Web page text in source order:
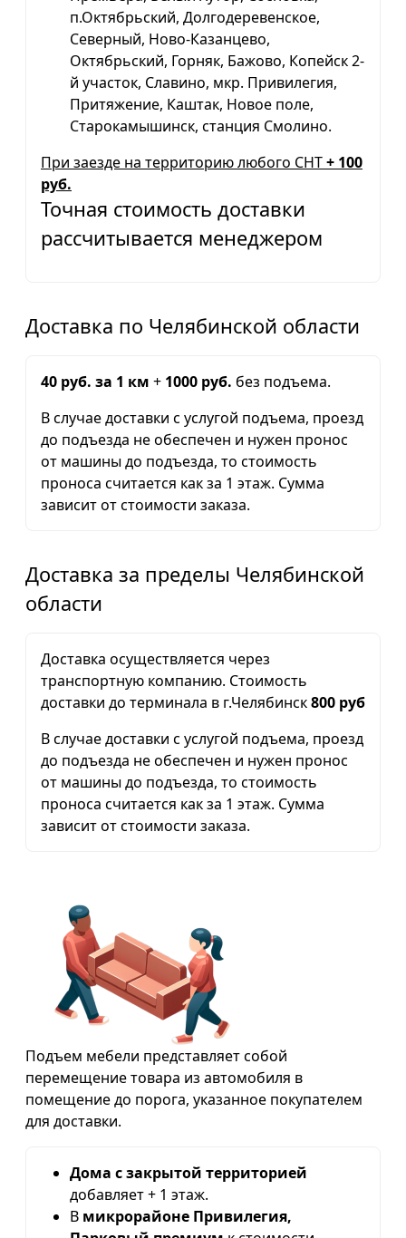
п.Октябрьский, Долгодеревенское,
Северный, Ново-Казанцево,
Октябрьский, Горняк, Бажово, Копейск 2-
й участок, Славино, мкр. Привилегия,
Притяжение, Каштак, Новое поле,
Старокамышинск, станция Смолино.
При заезде на территорию любого СНТ+ 100
руб.
Точная стоимость доставки
рассчитывается менеджером
Доставка по Челябинской области
40 руб. за 1 км + 1000 руб. без подъема.
В случае доставки с услугой подъема, проезд
до подъезда не обеспечен и нужен пронос
от машины до подъезда, то стоимость
проноса считается как за 1 этаж. Сумма
зависит от стоимости заказа.
Доставка за пределы Челябинской
области
Доставка осуществляется через
транспортную компанию. Стоимость
доставки до терминала в г.Челябинск800 руб
В случае доставки с услугой подъема, проезд
до подъезда не обеспечен и нужен пронос
от машины до подъезда, то стоимость
проноса считается как за 1 этаж. Сумма
зависит от стоимости заказа.
Подъем мебели представляет собой
перемещение товара из автомобиля в
помещение до порога, указанное покупателем
для доставки.
Дома с закрытой территорией
добавляет + 1 этаж.
В микрорайоне Привилегия,